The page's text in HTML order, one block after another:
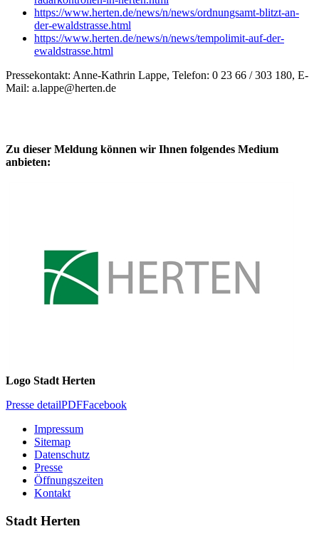
https://www.herten.de/news/n/news/ordnungsamt-blitzt-an-
der-ewaldstrasse.html
https://www.herten.de/news/n/news/tempolimit-auf-der-
ewaldstrasse.html
Pressekontakt: Anne-Kathrin Lappe, Telefon: 0 23 66 / 303 180, E-
Mail: a.lappe@herten.de
Zu dieser Meldung können wir Ihnen folgendes Medium
anbieten:
Logo Stadt Herten
Presse detailPDFFacebook
Impressum
Sitemap
Datenschutz
Presse
Öffnungszeiten
Kontakt
Stadt Herten